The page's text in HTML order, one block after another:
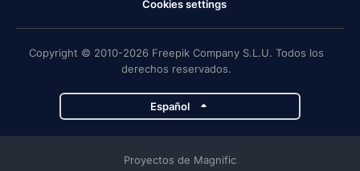
Cookies settings
Copyright © 2010-2026 Freepik Company S.L.U. Todos los
derechos reservados.
Español
Proyectos de Magnific